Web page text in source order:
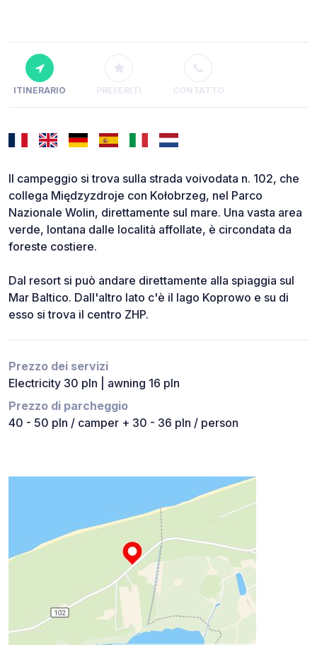
ITINERARIO PREFERITI CONTATTO
Il campeggio si trova sulla strada voivodata n. 102, che
collega Międzyzdroje con Kołobrzeg, nel Parco
Nazionale Wolin, direttamente sul mare. Una vasta area
verde, lontana dalle località affollate, è circondata da
foreste costiere.
Dal resort si può andare direttamente alla spiaggia sul
Mar Baltico. Dall'altro lato c'è il lago Koprowo e su di
esso si trova il centro ZHP.
Prezzo dei servizi
Electricity 30 pln | awning 16 pln
Prezzo di parcheggio
40 - 50 pln / camper + 30 - 36 pln / person